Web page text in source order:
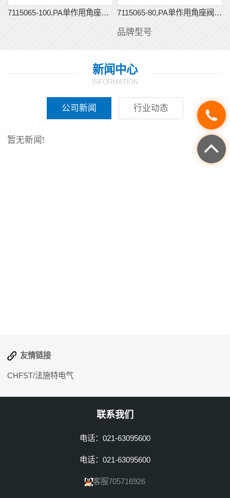
7115065-100,PA单作用角座阀... 7115065-80,PA单作用角座阀,...
品牌型号
新闻中心
INFORMATION
公司新闻 行业动态
暂无新闻!
友情链接
CHFST/法施特电气
联系我们
电话：021-63095600
电话：021-63095600
客服705716926